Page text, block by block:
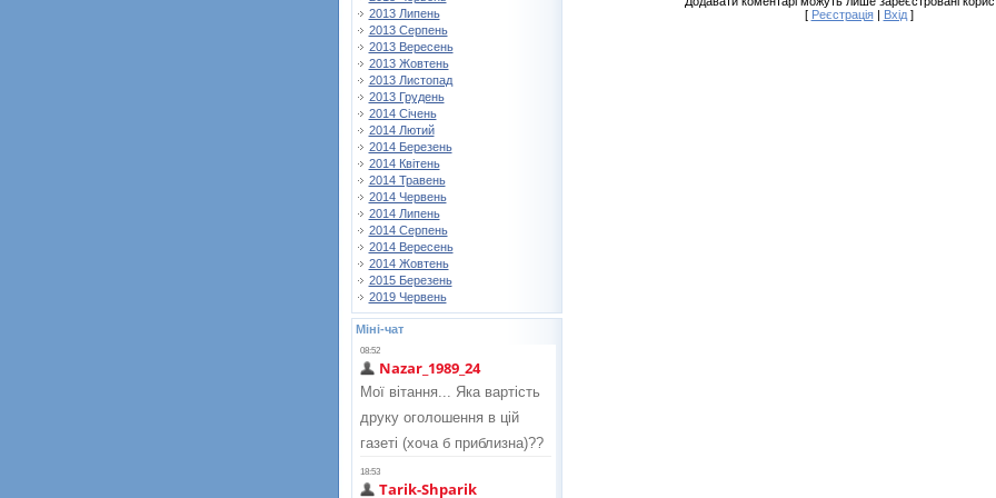
2013 Липень
2013 Серпень
2013 Вересень
2013 Жовтень
2013 Листопад
2013 Грудень
2014 Січень
2014 Лютий
2014 Березень
2014 Квітень
2014 Травень
2014 Червень
2014 Липень
2014 Серпень
2014 Вересень
2014 Жовтень
2015 Березень
2019 Червень
Міні-чат
[ Реєстрація| Вхід]